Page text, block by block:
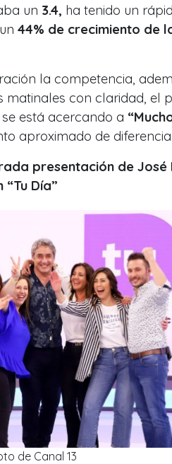
un 3.4, ha tenido un
44% de crecimiento de
la competencia,
matinales con claridad, el
se está acercando a
aproximado de diferencia.
presentación de José
Día”
de Canal 13